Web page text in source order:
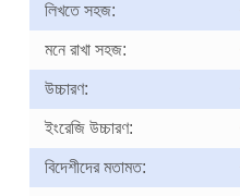
লিখতে সহজ:
মনে রাখা সহজ:
উচ্চারণ:
ইংরেজি উচ্চারণ:
বিদেশীদের মতামত: